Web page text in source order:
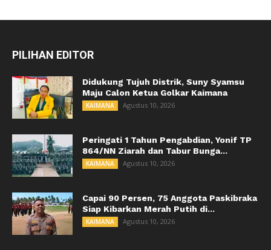
PILIHAN EDITOR
Didukung Tujuh Distrik, Suny Syamsu
Maju Calon Ketua Golkar Kaimana
KAIMANA Agustus 10, 2026
Peringati 1 Tahun Pengabdian, Yonif TP
864/NN Ziarah dan Tabur Bunga...
KAIMANA Agustus 10, 2026
Capai 90 Persen, 75 Anggota Paskibraka
Siap Kibarkan Merah Putih di...
KAIMANA Agustus 10, 2026